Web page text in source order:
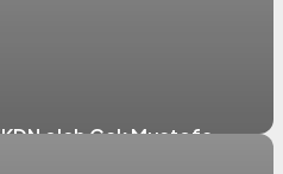
oleh Cak Mustofa